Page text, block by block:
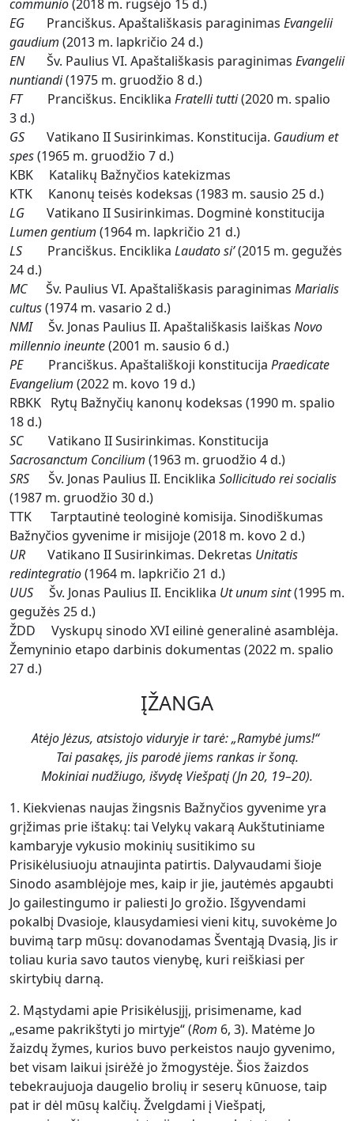
communio(2018 m. rugsėjo 15 d.)
EG Pranciškus. Apaštališkasis paraginimas Evangelii
gaudium (2013 m. lapkričio 24 d.)
ENŠv. Paulius VI. Apaštališkasis paraginimas Evangelii
nuntiandi(1975 m. gruodžio 8 d.)
FTPranciškus. Enciklika Fratelli tutti(2020 m. spalio
3 d.)
GS Vatikano II Susirinkimas. Konstitucija. Gaudium et
spes(1965 m. gruodžio 7 d.)
KBK Katalikų Bažnyčios katekizmas
KTK Kanonų teisės kodeksas (1983 m. sausio 25 d.)
LG Vatikano II Susirinkimas. Dogminė konstitucija
Lumen gentium (1964 m. lapkričio 21 d.)
LS Pranciškus. Enciklika Laudato si’(2015 m. gegužės
24 d.)
MCŠv. Paulius VI. Apaštališkasis paraginimas Marialis
cultus(1974 m. vasario 2 d.)
NMIŠv. Jonas Paulius II. Apaštališkasis laiškas Novo
millennio ineunte(2001 m. sausio 6 d.)
PEPranciškus. Apaštališkoji konstitucija Praedicate
Evangelium (2022 m. kovo 19 d.)
RBKK Rytų Bažnyčių kanonų kodeksas (1990 m. spalio
18 d.)
SCVatikano II Susirinkimas. Konstitucija
Sacrosanctum Concilium (1963 m. gruodžio 4 d.)
SRS Šv. Jonas Paulius II. Enciklika Sollicitudo rei socialis
(1987 m. gruodžio 30 d.)
TTK Tarptautinė teologinė komisija. Sinodiškumas
Bažnyčios gyvenime ir misijoje (2018 m. kovo 2 d.)
UR Vatikano II Susirinkimas. Dekretas Unitatis
redintegratio(1964 m. lapkričio 21 d.)
UUS Šv. Jonas Paulius II. Enciklika Ut unum sint(1995 m.
gegužės 25 d.)
ŽDD Vyskupų sinodo XVI eilinė generalinė asamblėja.
Žemyninio etapo darbinis dokumentas (2022 m. spalio
27 d.)
ĮŽANGA
Atėjo Jėzus, atsistojo viduryje ir tarė: „Ramybė jums!“
Tai pasakęs, jis parodė jiems rankas ir šoną.
Mokiniai nudžiugo, išvydę Viešpatį (Jn 20, 19–20).
1. Kiekvienas naujas žingsnis Bažnyčios gyvenime yra
grįžimas prie ištakų: tai Velykų vakarą Aukštutiniame
kambaryje vykusio mokinių susitikimo su
Prisikėlusiuoju atnaujinta patirtis. Dalyvaudami šioje
Sinodo asamblėjoje mes, kaip ir jie, jautėmės apgaubti
Jo gailestingumo ir paliesti Jo grožio. Išgyvendami
pokalbį Dvasioje, klausydamiesi vieni kitų, suvokėme Jo
buvimą tarp mūsų: dovanodamas Šventąją Dvasią, Jis ir
toliau kuria savo tautos vienybę, kuri reiškiasi per
skirtybių darną.
2. Mąstydami apie Prisikėlusįjį, prisimename, kad
„esame pakrikštyti jo mirtyje“ (Rom 6, 3). Matėme Jo
žaizdų žymes, kurios buvo perkeistos naujo gyvenimo,
bet visam laikui įsirėžė jo žmogystėje. Šios žaizdos
tebekraujuoja daugelio brolių ir seserų kūnuose, taip
pat ir dėl mūsų kalčių. Žvelgdami į Viešpatį,